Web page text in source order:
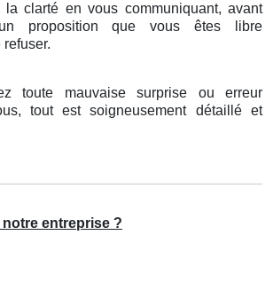
la clarté en vous communiquant, avant
proposition que vous êtes libre
refuser.
toute mauvaise surprise ou erreur
tout est soigneusement détaillé et
entreprise ?